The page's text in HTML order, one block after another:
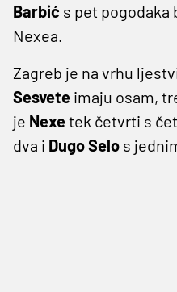
Barbić s pet
Nexea.
Zagreb je na vrhu
Sesvete imaju osam,
je Nexetek četvrti s
dva i Dugo Selo s